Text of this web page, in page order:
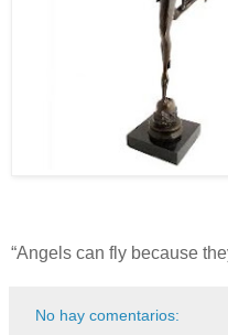
“Angels can fly because
No hay comentarios: